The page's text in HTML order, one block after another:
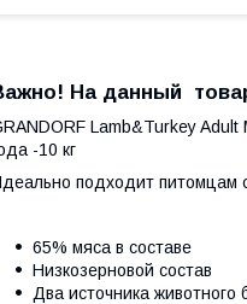
На данный
Lamb&Turkey
-10 кг
подходит питомцам
65% мяса в составе
Низкозерновой состав
Два источника животного